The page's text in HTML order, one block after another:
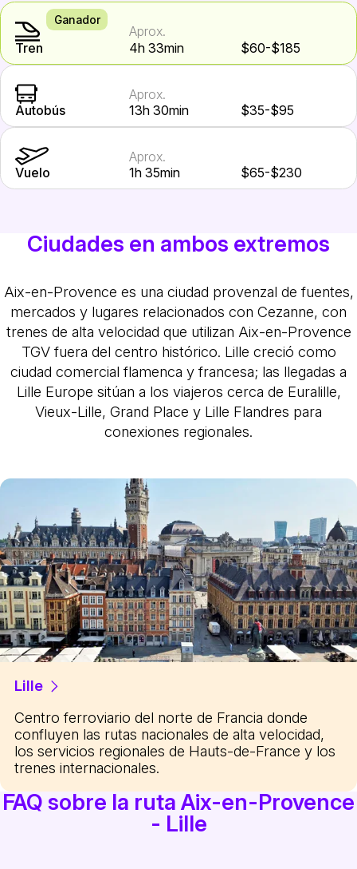
Ganador
Tren
Aprox.
4h 33min
$60-$185
Autobús
Aprox.
13h 30min
$35-$95
Vuelo
Aprox.
1h 35min
$65-$230
Ciudades en ambos extremos
Aix-en-Provence es una ciudad provenzal de fuentes,
mercados y lugares relacionados con Cezanne, con
trenes de alta velocidad que utilizan Aix-en-Provence
TGV fuera del centro histórico. Lille creció como
ciudad comercial flamenca y francesa; las llegadas a
Lille Europe sitúan a los viajeros cerca de Euralille,
Vieux-Lille, Grand Place y Lille Flandres para
conexiones regionales.
Lille
Centro ferroviario del norte de Francia donde
confluyen las rutas nacionales de alta velocidad,
los servicios regionales de Hauts-de-France y los
trenes internacionales.
FAQ sobre la ruta Aix-en-Provence
- Lille